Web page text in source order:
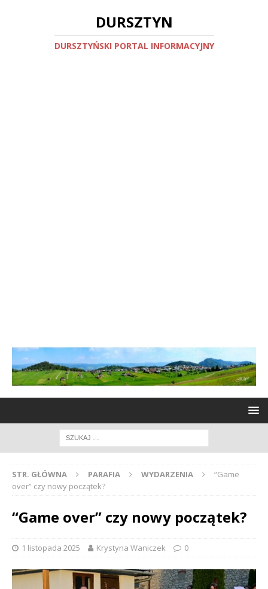
DURSZTYN
DURSZTYŃSKI PORTAL INFORMACYJNY
STR. GŁÓWNA PARAFIA WYDARZENIA
“Game
over” czy nowy początek?
“Game over” czy nowy początek?
1 listopada 2025 Krystyna Waniczek 0